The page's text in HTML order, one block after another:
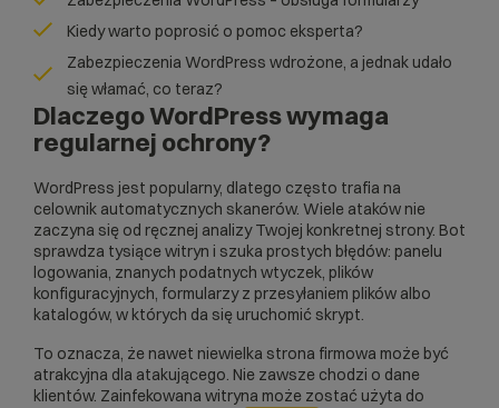
Kiedy warto poprosić o pomoc eksperta?
Zabezpieczenia WordPress wdrożone, a jednak udało
się włamać, co teraz?
Dlaczego WordPress wymaga
regularnej ochrony?
WordPress jest popularny, dlatego często trafia na
celownik automatycznych skanerów. Wiele ataków nie
zaczyna się od ręcznej analizy Twojej konkretnej strony. Bot
sprawdza tysiące witryn i szuka prostych błędów: panelu
logowania, znanych podatnych wtyczek, plików
konfiguracyjnych, formularzy z przesyłaniem plików albo
katalogów, w których da się uruchomić skrypt.
To oznacza, że nawet niewielka strona firmowa może być
atrakcyjna dla atakującego. Nie zawsze chodzi o dane
klientów. Zainfekowana witryna może zostać użyta do